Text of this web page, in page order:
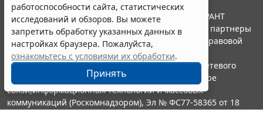
работоспособности сайта, статистических
исследований и обзоров. Вы можете
запретить обработку указанных данных в
настройках браузера. Пожалуйста,
ознакомьтесь с условиями их обработки.
Принять
© ООО "НПП "ГАРАНТ-СЕРВИС", 2026. Система ГАРАНТ
выпускается с 1990 года. Компания "Гарант" и ее партнеры
являются участниками Российской ассоциации правовой
информации ГАРАНТ.
Портал ГАРАНТ.РУ зарегистрирован в качестве сетевого
издания Федеральной службой по надзору в сфере
связи,информационных технологий и массовых
коммуникаций (Роскомнадзором), Эл № ФС77-58365 от 18